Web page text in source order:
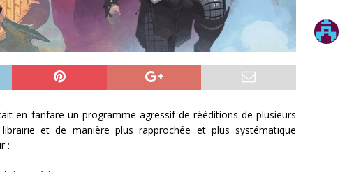
en fanfare un programme agressif de rééditions de plusieurs
et de manière plus rapprochée et plus systématique
: